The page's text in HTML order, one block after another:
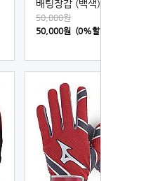
배팅장갑 (백색)
50,000원
50,000원 (0%할인)